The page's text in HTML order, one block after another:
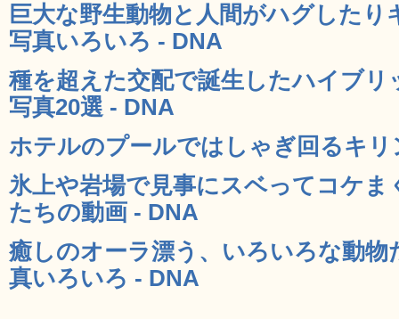
巨大な野生動物と人間がハグした
写真いろいろ - DNA
種を超えた交配で誕生したハイブリ
写真20選 - DNA
ホテルのプールではしゃぎ回るキ
氷上や岩場で見事にスベってコケ
たちの動画 - DNA
癒しのオーラ漂う、いろいろな動
真いろいろ - DNA